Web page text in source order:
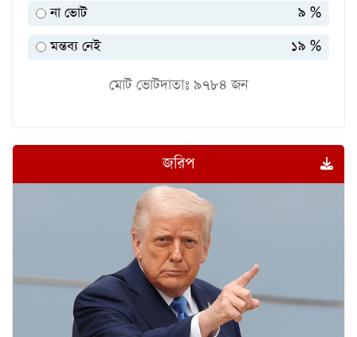
না ভোট
৯ %
মন্তব্য নেই
১৯ %
মোট ভোটদাতাঃ ৯৭৮৪ জন
জরিপ